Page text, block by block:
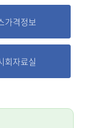
가격정보
회자료실